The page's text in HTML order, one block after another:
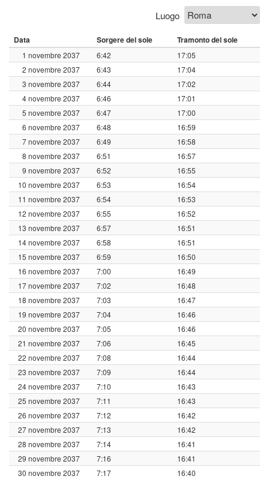
Luogo
Data Sorgere del sole Tramonto del sole
1 novembre 2037 6:42
17:05
2 novembre 2037
6:43
17:04
3 novembre 2037
6:44
17:02
4 novembre 2037
6:46
17:01
5 novembre 2037
6:47
17:00
6 novembre 2037
6:48
16:59
7 novembre 2037
6:49
16:58
8 novembre 2037
6:51
16:57
9 novembre 2037
6:52
16:55
10 novembre 2037
6:53
16:54
11 novembre 2037
6:54
16:53
12 novembre 2037
6:55
16:52
13 novembre 2037
6:57
16:51
14 novembre 2037
6:58
16:51
15 novembre 2037
6:59
16:50
16 novembre 2037
7:00
16:49
17 novembre 2037
7:02
16:48
18 novembre 2037
7:03
16:47
19 novembre 2037
7:04
16:46
20 novembre 2037
7:05
16:46
21 novembre 2037
7:06
16:45
22 novembre 2037
7:08
16:44
23 novembre 2037
7:09
16:44
24 novembre 2037
7:10
16:43
25 novembre 2037
7:11
16:43
26 novembre 2037
7:12
16:42
27 novembre 2037
7:13
16:42
28 novembre 2037
7:14
16:41
29 novembre 2037
7:16
16:41
30 novembre 2037
7:17 16:40